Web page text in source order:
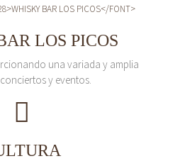
LOS PICOS
una variada y amplia
y eventos.